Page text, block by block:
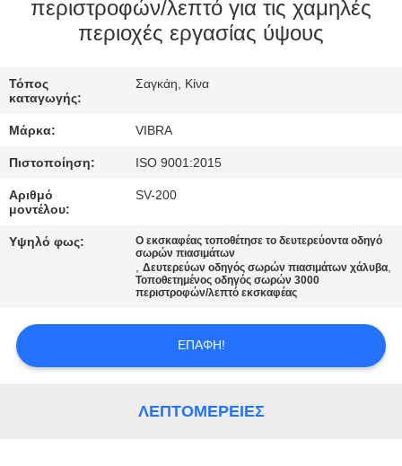
ΕΡΓΟΣΤΑΣΊΩΝ
ΈΛΕΓΧΟΣ
ΕΛΆΤΕ
ΣΕ
ΕΠΑΦΉ
ΕΙΔΉΣΕΙΣ
περιστροφών/λεπτό για τις χαμηλές
περιοχές εργασίας ύψους
Τόπος
καταγωγής:
Σαγκάη, Κίνα
Μάρκα: VIBRA
Πιστοποίηση: ISO 9001:2015
Αριθμό
μοντέλου:
SV-200
Υψηλό φως:
Ο εκσκαφέας τοποθέτησε το δευτερεύοντα οδηγό
σωρών πιασιμάτων
,Δευτερεύων οδηγός σωρών πιασιμάτων χάλυβα,
Τοποθετημένος οδηγός σωρών 3000
περιστροφών/λεπτό εκσκαφέας
ΕΠΑΦΉ!
ΛΕΠΤΟΜΈΡΕΙΕΣ